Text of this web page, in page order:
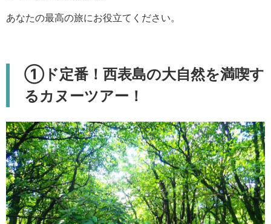
あなたの最高の旅にお役立てください。
①ド定番！西表島の大自然を満喫す
るカヌーツアー！